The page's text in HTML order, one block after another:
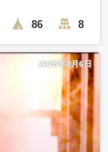
86 8
2025年8月6日